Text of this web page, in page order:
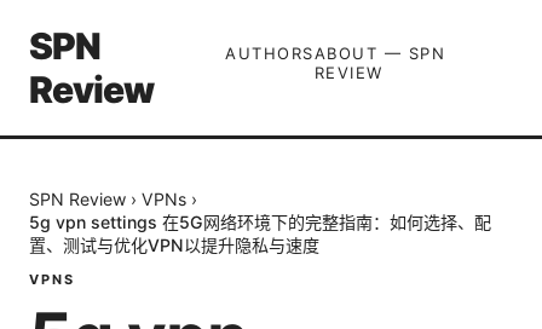
SPN
Review
AUTHORSABOUT — SPN
REVIEW
SPN Review › VPNs ›
5g vpn settings 在5G网络环境下的完整指南：如何选择、配
置、测试与优化VPN以提升隐私与速度
VPNS